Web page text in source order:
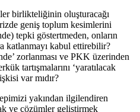
birlikteliğinin oluşturacağı
geniş toplum kesimlerini
tepki göstertmeden, onların
katlanmayı kabul ettirebilir?
zorlanması ve PKK üzerinden
tartışmalarını ‘yaratılacak
var mıdır?
yakından ilgilendiren
ve çözümler geliştirmek